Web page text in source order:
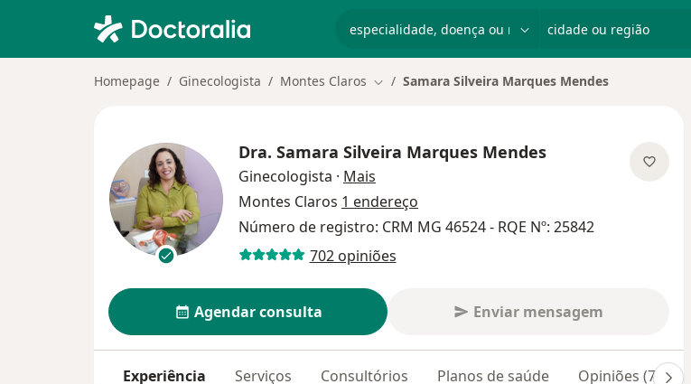
Homepage Ginecologista Montes Claros Mudar de cidade
Samara Silveira Marques Mendes
Dra. Samara Silveira Marques Mendes
Ginecologista · Mais
Montes Claros 1 endereço
Número de registro: CRM MG 46524 - RQE Nº: 25842
702 opiniões
Agendar consulta Enviar mensagem
Experiência Serviços Consultórios Planos de saúde Opiniões (702)